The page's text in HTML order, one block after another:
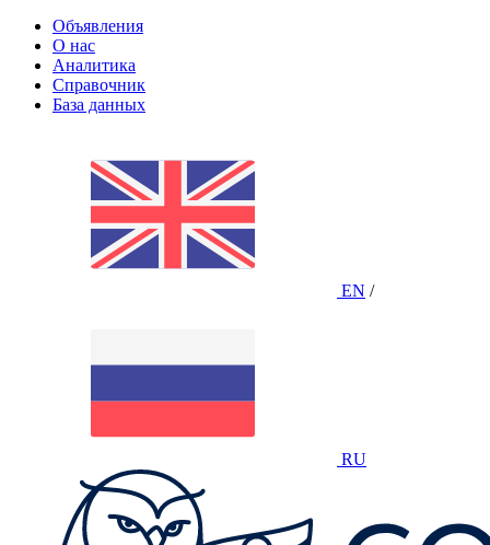
Объявления
О нас
Аналитика
Справочник
База данных
EN /
RU